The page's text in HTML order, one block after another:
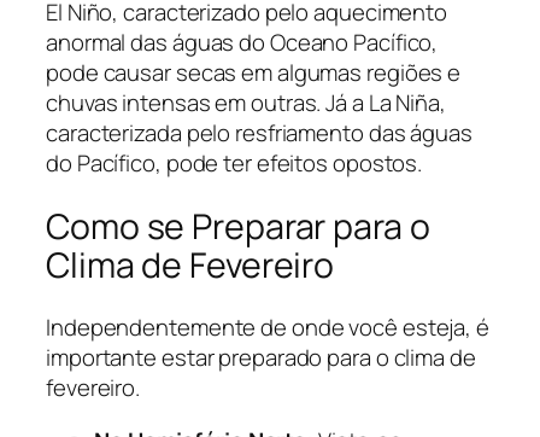
El Niño, caracterizado pelo aquecimento
anormal das águas do Oceano Pacífico,
pode causar secas em algumas regiões e
chuvas intensas em outras. Já a La Niña,
caracterizada pelo resfriamento das águas
do Pacífico, pode ter efeitos opostos.
Como se Preparar para o
Clima de Fevereiro
Independentemente de onde você esteja, é
importante estar preparado para o clima de
fevereiro.